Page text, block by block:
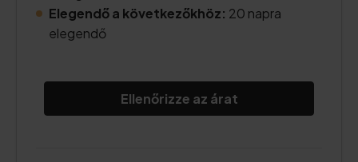
Elegendő a következőkhöz: 20 napra
elegendő
Ellenőrizze az árat